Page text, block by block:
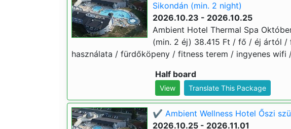
Sikondán (min. 2 night)
2026.10.23 - 2026.10.25
Ambient Hotel Thermal Spa
(min. 2 éj) 38.415 Ft / fő / éj ártól /
használata / fürdőköpeny / fitness terem / ingyenes wifi
Half board
View Translate This Package
✔️ Ambient Wellness Hotel Őszi
2026.10.25 - 2026.11.01